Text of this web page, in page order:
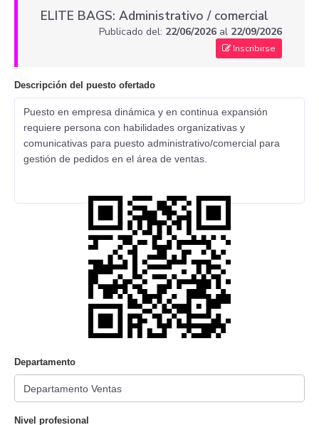
ELITE BAGS: Administrativo / comercial
Publicado del: 22/06/2026 al 22/09/2026
Inscribirse
Descripción del puesto ofertado
Puesto en empresa dinámica y en continua expansión
requiere persona con habilidades organizativas y
comunicativas para puesto administrativo/comercial para
gestión de pedidos en el área de ventas.
Departamento
Nivel profesional